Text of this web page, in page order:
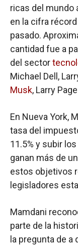
ricas del mundo
en la cifra
pasado.
cantidad fue a
del sector
Michael Dell,
Musk, Larry
En Nueva York,
tasa del
11.5% y subir
ganan más de
estos objetivos
legisladores
Mamdani
parte de la
la pregunta de